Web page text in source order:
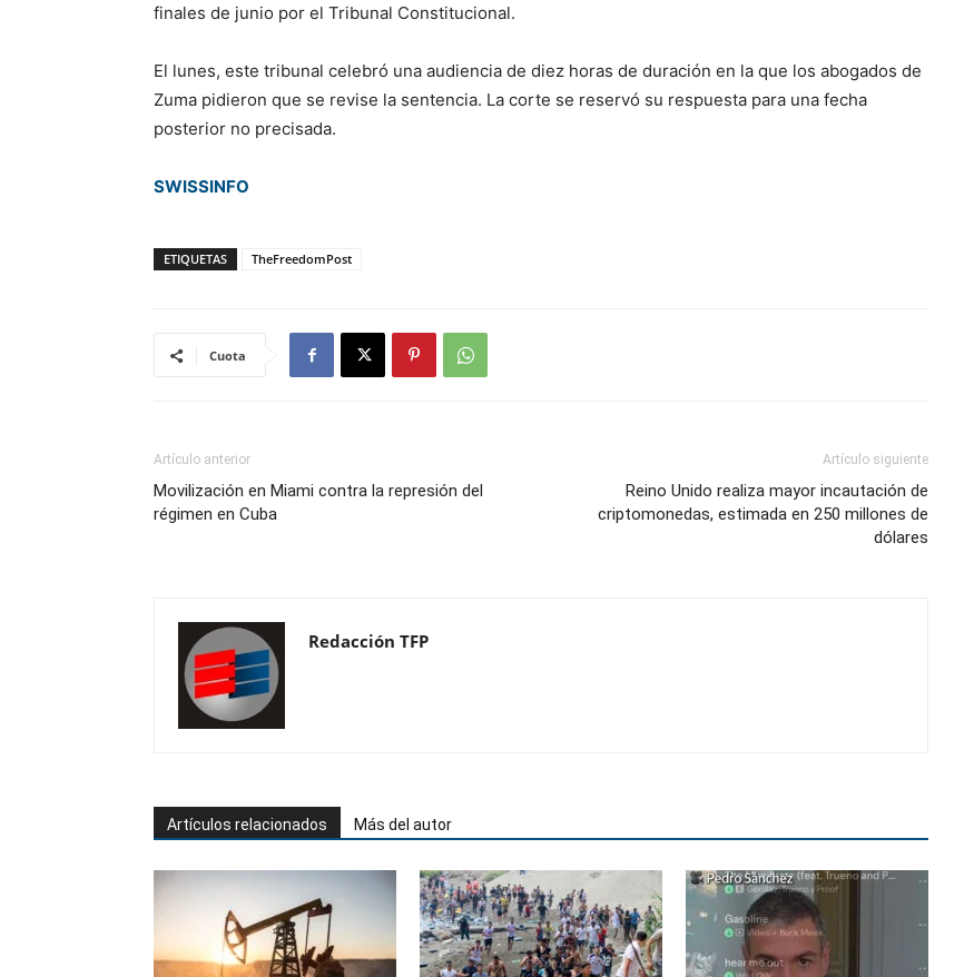
finales de junio por el Tribunal Constitucional.
El lunes, este tribunal celebró una audiencia de diez horas de duración en la que los abogados de
Zuma pidieron que se revise la sentencia. La corte se reservó su respuesta para una fecha
posterior no precisada.
SWISSINFO
ETIQUETAS TheFreedomPost
Cuota
Artículo anterior
Movilización en Miami contra la represión del
régimen en Cuba
Artículo siguiente
Reino Unido realiza mayor incautación de
criptomonedas, estimada en 250 millones de
dólares
Redacción TFP
Artículos relacionados Más del autor